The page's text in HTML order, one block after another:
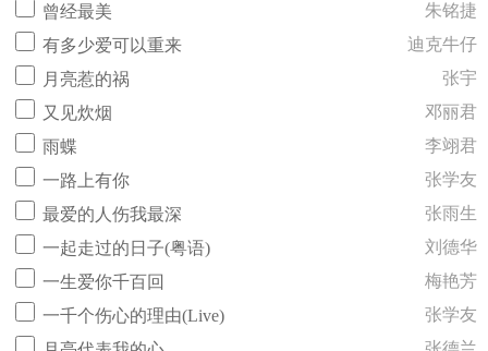
曾经最美
朱铭捷
有多少爱可以重来
迪克牛仔
月亮惹的祸
张宇
又见炊烟
邓丽君
雨蝶
李翊君
一路上有你
张学友
最爱的人伤我最深
张雨生
一起走过的日子(粤语)
刘德华
一生爱你千百回
梅艳芳
一千个伤心的理由(Live)
张学友